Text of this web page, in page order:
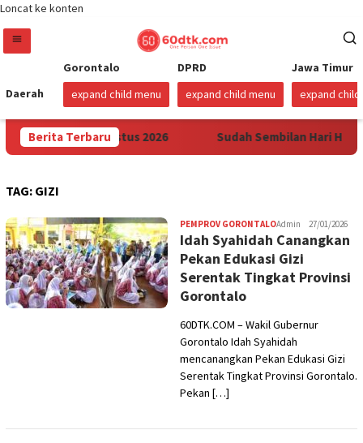
Loncat ke konten
Daerah
Gorontalo
expand child menu
DPRD
expand child menu
Jawa Timur
expand child
Berita Terbaru
Mulai 1 Agustus 2026 Sudah Sembilan Hari
TAG: GIZI
PEMPROV GORONTALOAdmin 27/01/2026
Idah Syahidah Canangkan
Pekan Edukasi Gizi
Serentak Tingkat Provinsi
Gorontalo
60DTK.COM – Wakil Gubernur
Gorontalo Idah Syahidah
mencanangkan Pekan Edukasi Gizi
Serentak Tingkat Provinsi Gorontalo.
Pekan […]